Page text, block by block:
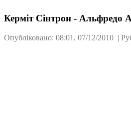
Керміт Сінтрон - Альфредо
Опубліковано: 08:01, 07/12/2010 |